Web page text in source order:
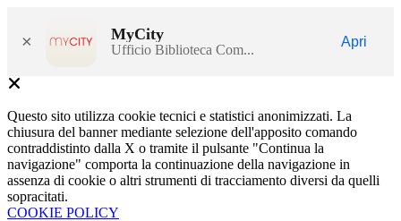
× MyCity
Ufficio Biblioteca Com...
Apri
Questo sito utilizza cookie tecnici e statistici anonimizzati. La
chiusura del banner mediante selezione dell'apposito comando
contraddistinto dalla X o tramite il pulsante "Continua la
navigazione" comporta la continuazione della navigazione in
assenza di cookie o altri strumenti di tracciamento diversi da quelli
sopracitati.
COOKIE POLICY